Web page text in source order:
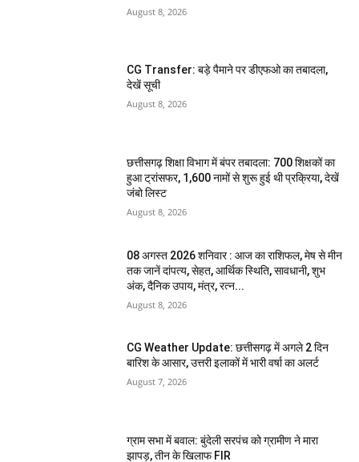
August 8, 2026
CG Transfer: बड़े पैमाने पर डीएफओ का तबादला,
देखें सूची
August 8, 2026
छत्तीसगढ़ शिक्षा विभाग में बंपर तबादला: 700 शिक्षकों का
हुआ ट्रांसफर, 1,600 नामों से शुरू हुई थी प्रक्रिया, देखें
जंबो लिस्ट
August 8, 2026
08 अगस्त 2026 शनिवार : आज का राशिफल, मेष से मीन
तक जानें दांपत्य, सेहत, आर्थिक स्थिति, सावधानी, शुभ
अंक, दैनिक उपाय, मंत्र, रत्न...
August 8, 2026
CG Weather Update: छत्तीसगढ़ में अगले 2 दिन
बारिश के आसार, उत्तरी इलाकों में भारी वर्षा का अलर्ट
August 7, 2026
ग्राम सभा में बवाल: बुंदेली सरपंच को ग्रामीण ने मारा
झापड़, तीन के खिलाफ FIR